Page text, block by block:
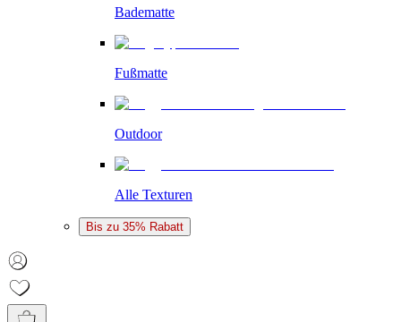
Badematte
Fußmatte
Outdoor
Alle Texturen
Bis zu 35% Rabatt